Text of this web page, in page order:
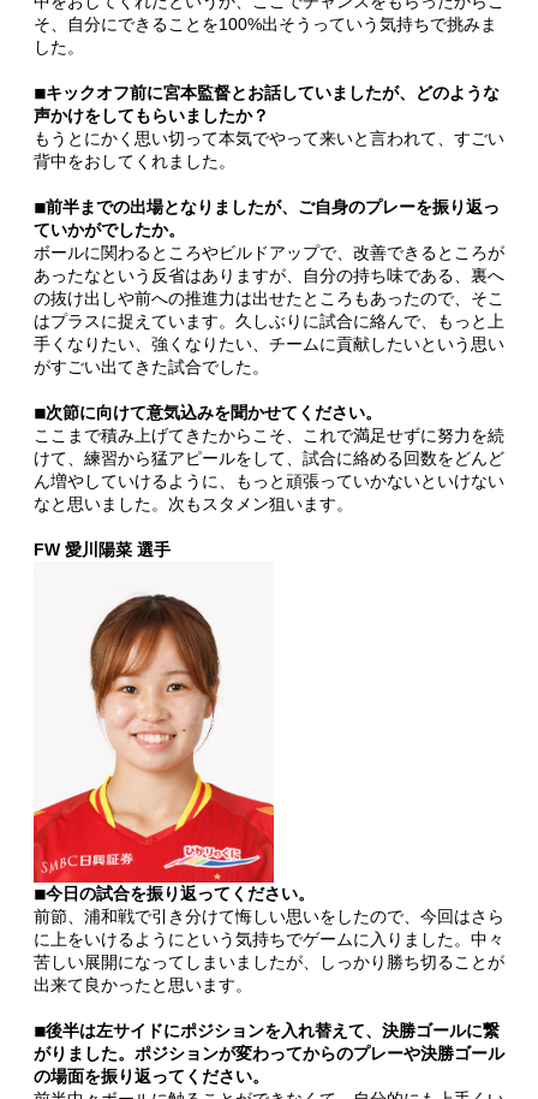
そ、自分にできることを100%出そうっていう気持ちで挑みま
した。
◾︎キックオフ前に宮本監督とお話していましたが、どのような
声かけをしてもらいましたか？
もうとにかく思い切って本気でやって来いと言われて、すごい
背中をおしてくれました。
◾︎前半までの出場となりましたが、ご自身のプレーを振り返っ
ていかがでしたか。
ボールに関わるところやビルドアップで、改善できるところが
あったなという反省はありますが、自分の持ち味である、裏へ
の抜け出しや前への推進力は出せたところもあったので、そこ
はプラスに捉えています。久しぶりに試合に絡んで、もっと上
手くなりたい、強くなりたい、チームに貢献したいという思い
がすごい出てきた試合でした。
◾︎次節に向けて意気込みを聞かせてください。
ここまで積み上げてきたからこそ、これで満足せずに努力を続
けて、練習から猛アピールをして、試合に絡める回数をどんど
ん増やしていけるように、もっと頑張っていかないといけない
なと思いました。次もスタメン狙います。
FW 愛川陽菜 選手
◾︎今日の試合を振り返ってください。
前節、浦和戦で引き分けて悔しい思いをしたので、今回はさら
に上をいけるようにという気持ちでゲームに入りました。中々
苦しい展開になってしまいましたが、しっかり勝ち切ることが
出来て良かったと思います。
◾︎後半は左サイドにポジションを入れ替えて、決勝ゴールに繋
がりました。ポジションが変わってからのプレーや決勝ゴール
の場面を振り返ってください。